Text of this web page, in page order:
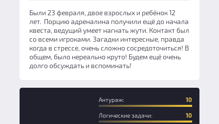
Были 23 февраля, двое взрослых и ребёнок 12
лет. Порцию адреналина получили ещё до начала
квеста, ведущий умеет нагнать жути. Контакт был
со всеми игроками. Загадки интересные, правда
когда в стрессе, очень сложно сосредоточиться! В
общем, было нереально круто! Будем ещё очень
долго обсуждать и вспоминать!
Антураж: 10
Логические задачи: 10